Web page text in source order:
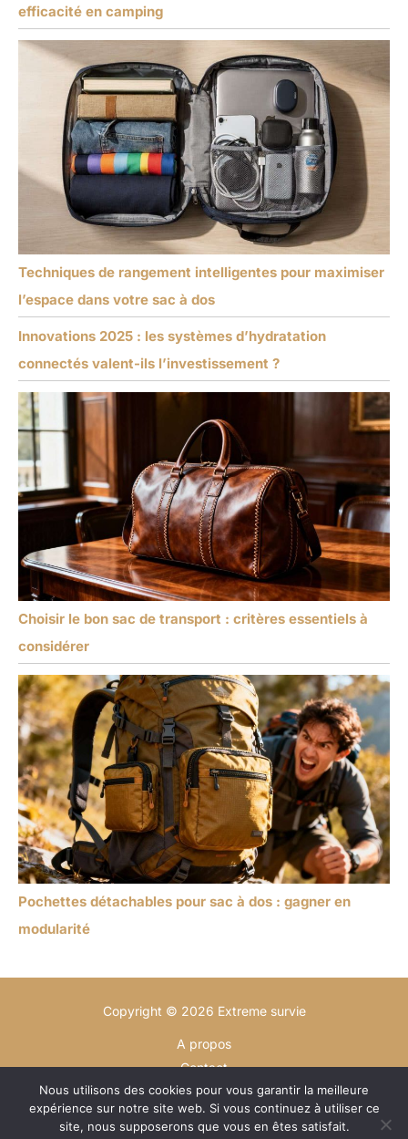
efficacité en camping
Techniques de rangement intelligentes pour maximiser
l’espace dans votre sac à dos
Innovations 2025 : les systèmes d’hydratation
connectés valent-ils l’investissement ?
Choisir le bon sac de transport : critères essentiels à
considérer
Pochettes détachables pour sac à dos : gagner en
modularité
Copyright © 2026 Extreme survie
A propos
Contact
Plan du site
Mentions légales
Nous utilisons des cookies pour vous garantir la meilleure
expérience sur notre site web. Si vous continuez à utiliser ce
site, nous supposerons que vous en êtes satisfait.